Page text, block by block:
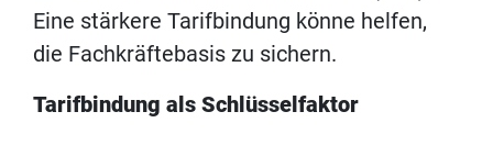
Eine stärkere Tarifbindung könne helfen,
die Fachkräftebasis zu sichern.
Tarifbindung als Schlüsselfaktor